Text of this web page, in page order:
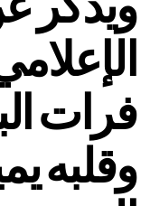
فرات
وقلبه